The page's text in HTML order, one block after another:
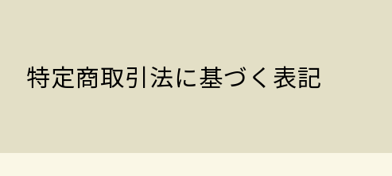
特定商取引法に基づく表記